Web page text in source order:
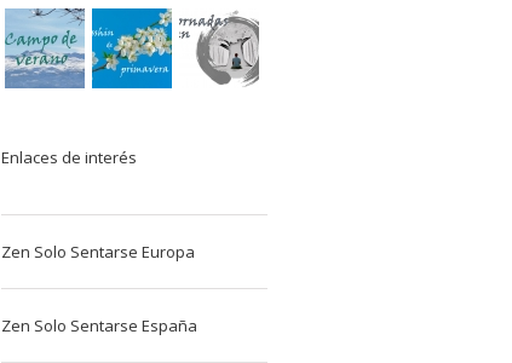
Enlaces de interés
Zen Solo Sentarse Europa
Zen Solo Sentarse España